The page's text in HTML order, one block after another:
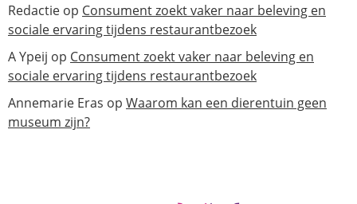
Redactie op Consument zoekt vaker naar beleving en
sociale ervaring tijdens restaurantbezoek
A Ypeij op Consument zoekt vaker naar beleving en
sociale ervaring tijdens restaurantbezoek
Annemarie Eras op Waarom kan een dierentuin geen
museum zijn?